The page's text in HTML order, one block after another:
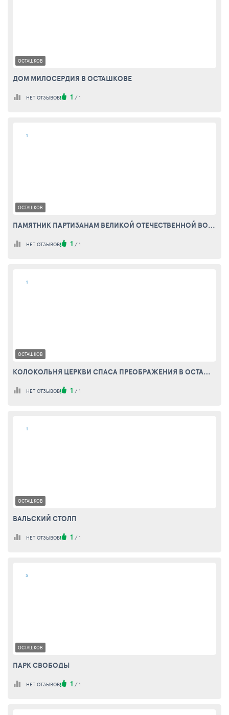
ОСТАШКОВ
ДОМ МИЛОСЕРДИЯ В ОСТАШКОВЕ
НЕТ ОТЗЫВОВ 1 / 1
1
ОСТАШКОВ
ПАМЯТНИК ПАРТИЗАНАМ ВЕЛИКОЙ ОТЕЧЕСТВЕННОЙ ВОЙНЫ В ОСТАШКОВЕ
НЕТ ОТЗЫВОВ 1 / 1
1
ОСТАШКОВ
КОЛОКОЛЬНЯ ЦЕРКВИ СПАСА ПРЕОБРАЖЕНИЯ В ОСТАШКОВЕ
НЕТ ОТЗЫВОВ 1 / 1
1
ОСТАШКОВ
ВАЛЬСКИЙ СТОЛП
НЕТ ОТЗЫВОВ 1 / 1
3
ОСТАШКОВ
ПАРК СВОБОДЫ
НЕТ ОТЗЫВОВ 1 / 1